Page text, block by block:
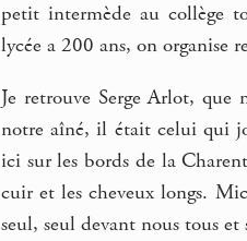
petit intermède au collège
lycée a 200 ans, on organise
Je retrouve Serge Arlot,
notre aîné, il était celui qui
ici sur les bords de la
cuir et les cheveux longs.
seul, seul devant nous tous